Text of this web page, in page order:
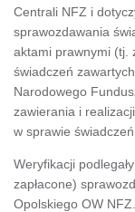
Centrali NFZ i
sprawozdawania
aktami prawnymi (tj.
świadczeń
Narodowego
zawierania i
w sprawie
Weryfikacji
zapłacone)
Opolskiego OW